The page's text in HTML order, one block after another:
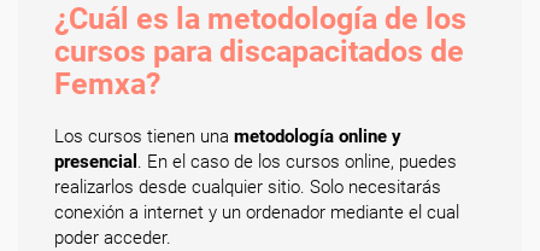
¿Cuál es la metodología de los
cursos para discapacitados de
Femxa?
Los cursos tienen una metodología online y
presencial . En el caso de los cursos online, puedes
realizarlos desde cualquier sitio. Solo necesitarás
conexión a internet y un ordenador mediante el cual
poder acceder.